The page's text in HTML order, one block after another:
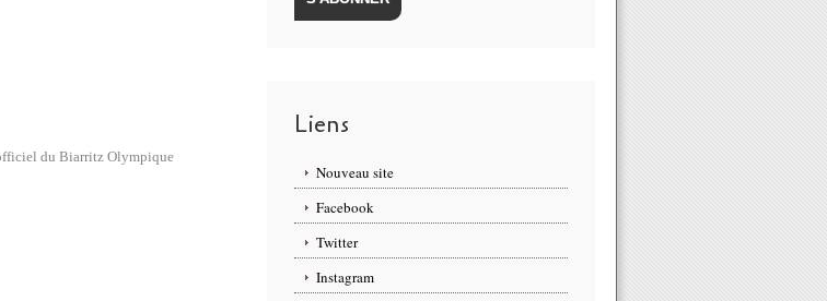
du Biarritz Olympique
Liens
Nouveau site
Facebook
Twitter
Instagram